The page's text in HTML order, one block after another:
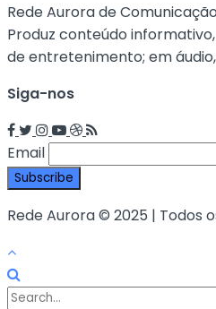
Rede Aurora de Comunicação
Produz conteúdo
de entretenimento; em
Siga-nos
Email
Rede Aurora © 2025 | Todos